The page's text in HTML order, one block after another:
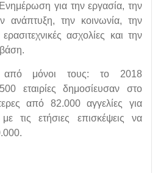
για την εργασία, την
ανάπτυξη, την κοινωνία, την
ασχολίες και την
από μόνοι τους: το 2018
εταιρίες δημοσίευσαν στο
από 82.000 αγγελίες για
με τις ετήσιες επισκέψεις να